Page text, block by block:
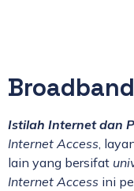
Istilah Internet dan
Internet Access,
lain yang bersifat
Internet Access ini